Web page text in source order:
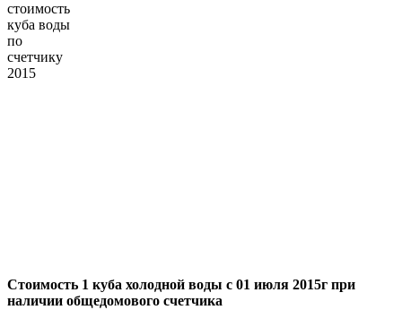
стоимость
куба воды
по
счетчику
2015
Стоимость 1 куба холодной воды с 01 июля 2015г при
наличии общедомового счетчика